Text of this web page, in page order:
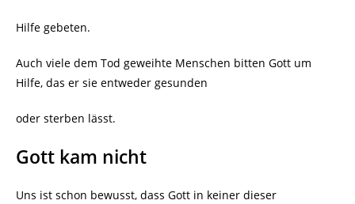
Hilfe gebeten.
Auch viele dem Tod geweihte Menschen bitten Gott um
Hilfe, das er sie entweder gesunden
oder sterben lässt.
Gott kam nicht
Uns ist schon bewusst, dass Gott in keiner dieser